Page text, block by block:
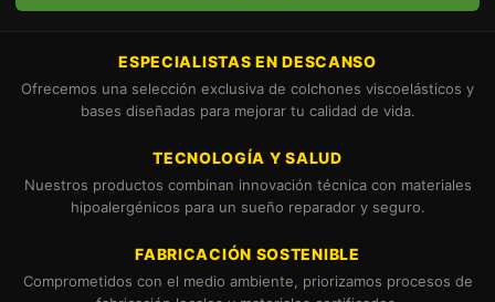
ESPECIALISTAS EN DESCANSO
Ofrecemos una selección exclusiva de colchones viscoelásticos y
bases diseñadas para mejorar tu calidad de vida.
TECNOLOGÍA Y SALUD
Nuestros productos combinan innovación técnica con materiales
hipoalergénicos para un sueño reparador y seguro.
FABRICACIÓN SOSTENIBLE
Comprometidos con el medio ambiente, priorizamos procesos de